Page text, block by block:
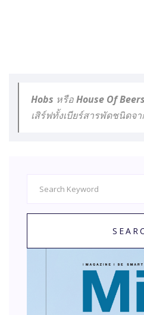
Hobs หรือ House Of
เสิร์ฟทั้งเบียร์สารพัดชนิดจ